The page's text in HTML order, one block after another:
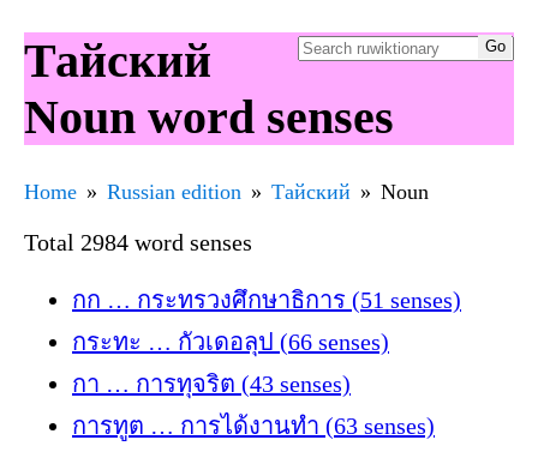
Тайский
Noun word senses
Home Russian edition Тайский Noun
Total 2984 word senses
กก … กระทรวงศึกษาธิการ (51 senses)
กระทะ … กัวเดอลุป (66 senses)
กา … การทุจริต (43 senses)
การทูต … การได้งานทำ (63 senses)